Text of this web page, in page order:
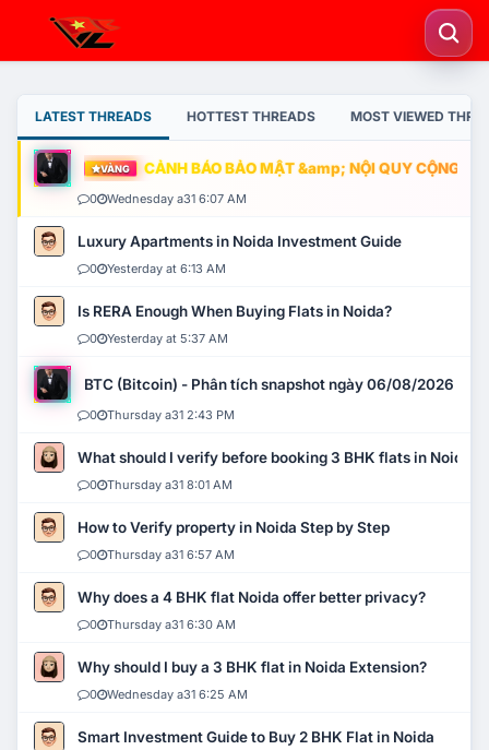
LATEST THREADS HOTTEST THREADS MOST VIEWED
VÀNG CẢNH BÁO BẢO MẬT &amp; NỘI QUY CỘNG
0 Wednesday a31 6:07 AM
Luxury Apartments in Noida Investment Guide
0 Yesterday at 6:13 AM
Is RERA Enough When Buying Flats in Noida?
0 Yesterday at 5:37 AM
BTC (Bitcoin) - Phân tích snapshot ngày 06/08/2026
0 Thursday a31 2:43 PM
What should I verify before booking 3 BHK flats in Noida?
0 Thursday a31 8:01 AM
How to Verify property in Noida Step by Step
0 Thursday a31 6:57 AM
Why does a 4 BHK flat Noida offer better privacy?
0 Thursday a31 6:30 AM
Why should I buy a 3 BHK flat in Noida Extension?
0 Wednesday a31 6:25 AM
Smart Investment Guide to Buy 2 BHK Flat in Noida